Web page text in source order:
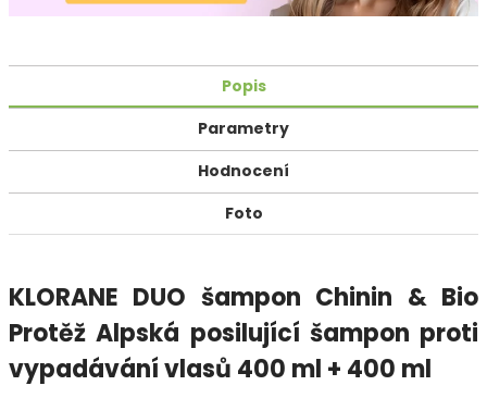
Popis
Parametry
Hodnocení
Foto
KLORANE DUO šampon Chinin & Bio
Protěž Alpská posilující šampon proti
vypadávání vlasů 400 ml + 400 ml